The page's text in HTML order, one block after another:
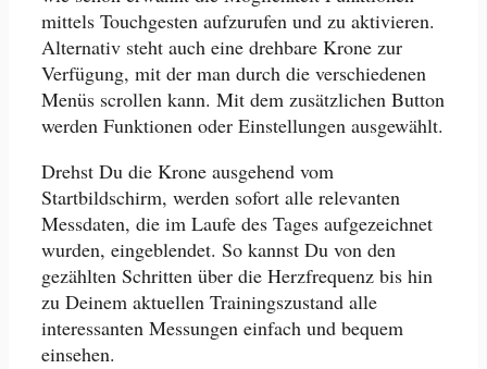
mittels Touchgesten aufzurufen und zu aktivieren.
Alternativ steht auch eine drehbare Krone zur
Verfügung, mit der man durch die verschiedenen
Menüs scrollen kann. Mit dem zusätzlichen Button
werden Funktionen oder Einstellungen ausgewählt.
Drehst Du die Krone ausgehend vom
Startbildschirm, werden sofort alle relevanten
Messdaten, die im Laufe des Tages aufgezeichnet
wurden, eingeblendet. So kannst Du von den
gezählten Schritten über die Herzfrequenz bis hin
zu Deinem aktuellen Trainingszustand alle
interessanten Messungen einfach und bequem
einsehen.